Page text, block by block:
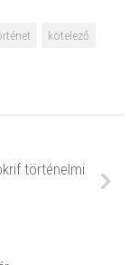
kötelező
történelmi